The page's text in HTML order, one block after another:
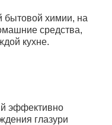
бытовой химии, на
средства,
кухне.
эффективно
глазури